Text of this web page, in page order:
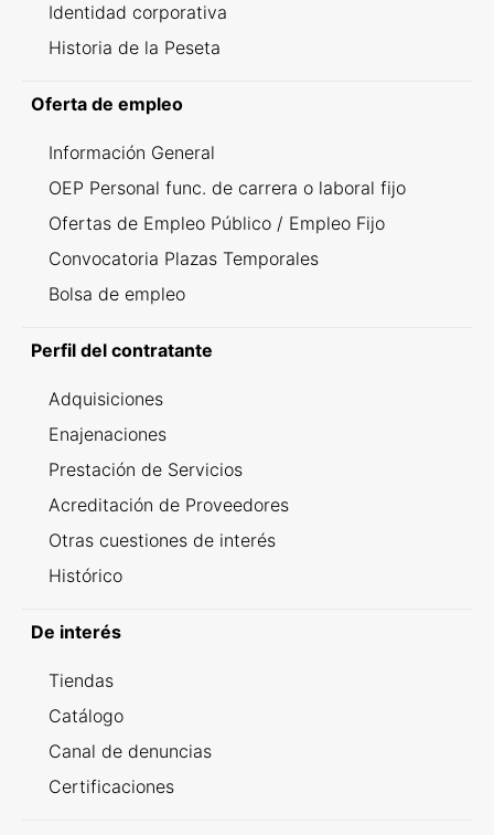
Identidad corporativa
Historia de la Peseta
Oferta de empleo
Información General
OEP Personal func. de carrera o laboral fijo
Ofertas de Empleo Público / Empleo Fijo
Convocatoria Plazas Temporales
Bolsa de empleo
Perfil del contratante
Adquisiciones
Enajenaciones
Prestación de Servicios
Acreditación de Proveedores
Otras cuestiones de interés
Histórico
De interés
Tiendas
Catálogo
Canal de denuncias
Certificaciones